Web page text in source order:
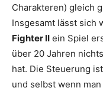
Charakteren) gleich
Insgesamt lässt sich
Fighter II ein Spiel
über 20 Jahren
hat. Die Steuerung
und selbst wenn